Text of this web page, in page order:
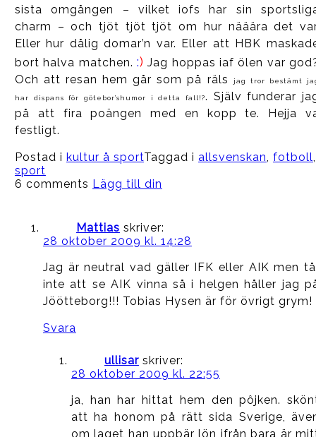
sista omgången – vilket iofs har sin
charm – och tjöt tjöt tjöt om hur nääära det
Eller hur dålig domar’n var. Eller att HBK
bort halva matchen. :) Jag hoppas iaf ölen var
Och att resan hem går som på räls
jag tror bestämt
har dispans för götebor’shumor i detta fall!?. Själv funderar
på att fira poängen med en kopp te. Hejja
festligt.
Postad i kultur å sportTaggad i allsvenskan, fotboll,
sport
6 comments Lägg till din
Mattias skriver:
28 oktober 2009 kl. 14:28
Jag är neutral vad gäller IFK eller AIK men
inte att se AIK vinna så i helgen håller jag
Jöötteborg!!! Tobias Hysen är för övrigt grym!
Svara
ullisar skriver:
28 oktober 2009 kl. 22:55
ja, han har hittat hem den pôjken.
att ha honom på rätt sida Sverige,
om laget han uppbär lön ifrån bara är